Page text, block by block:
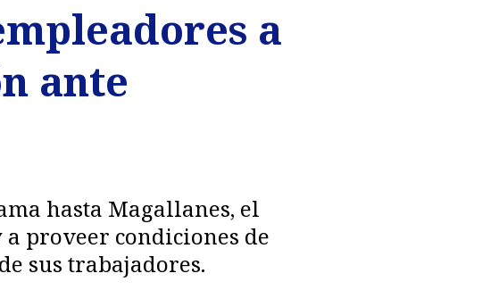
a
ante
hasta Magallanes, el
proveer condiciones de
sus trabajadores.